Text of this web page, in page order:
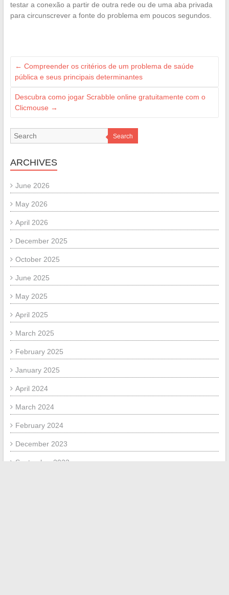
testar a conexão a partir de outra rede ou de uma aba privada
para circunscrever a fonte do problema em poucos segundos.
← Compreender os critérios de um problema de saúde
pública e seus principais determinantes
Descubra como jogar Scrabble online gratuitamente com o
Clicmouse →
Search
ARCHIVES
June 2026
May 2026
April 2026
December 2025
October 2025
June 2025
May 2025
April 2025
March 2025
February 2025
January 2025
April 2024
March 2024
February 2024
December 2023
September 2023